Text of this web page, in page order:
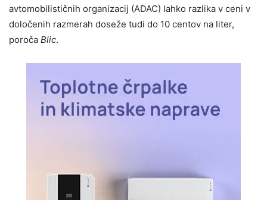
avtomobilističnih organizacij (ADAC) lahko razlika v ceni v
določenih razmerah doseže tudi do 10 centov na liter,
poroča Blic.